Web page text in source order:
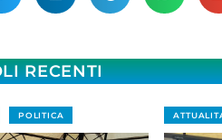
RECENTI
POLITICA